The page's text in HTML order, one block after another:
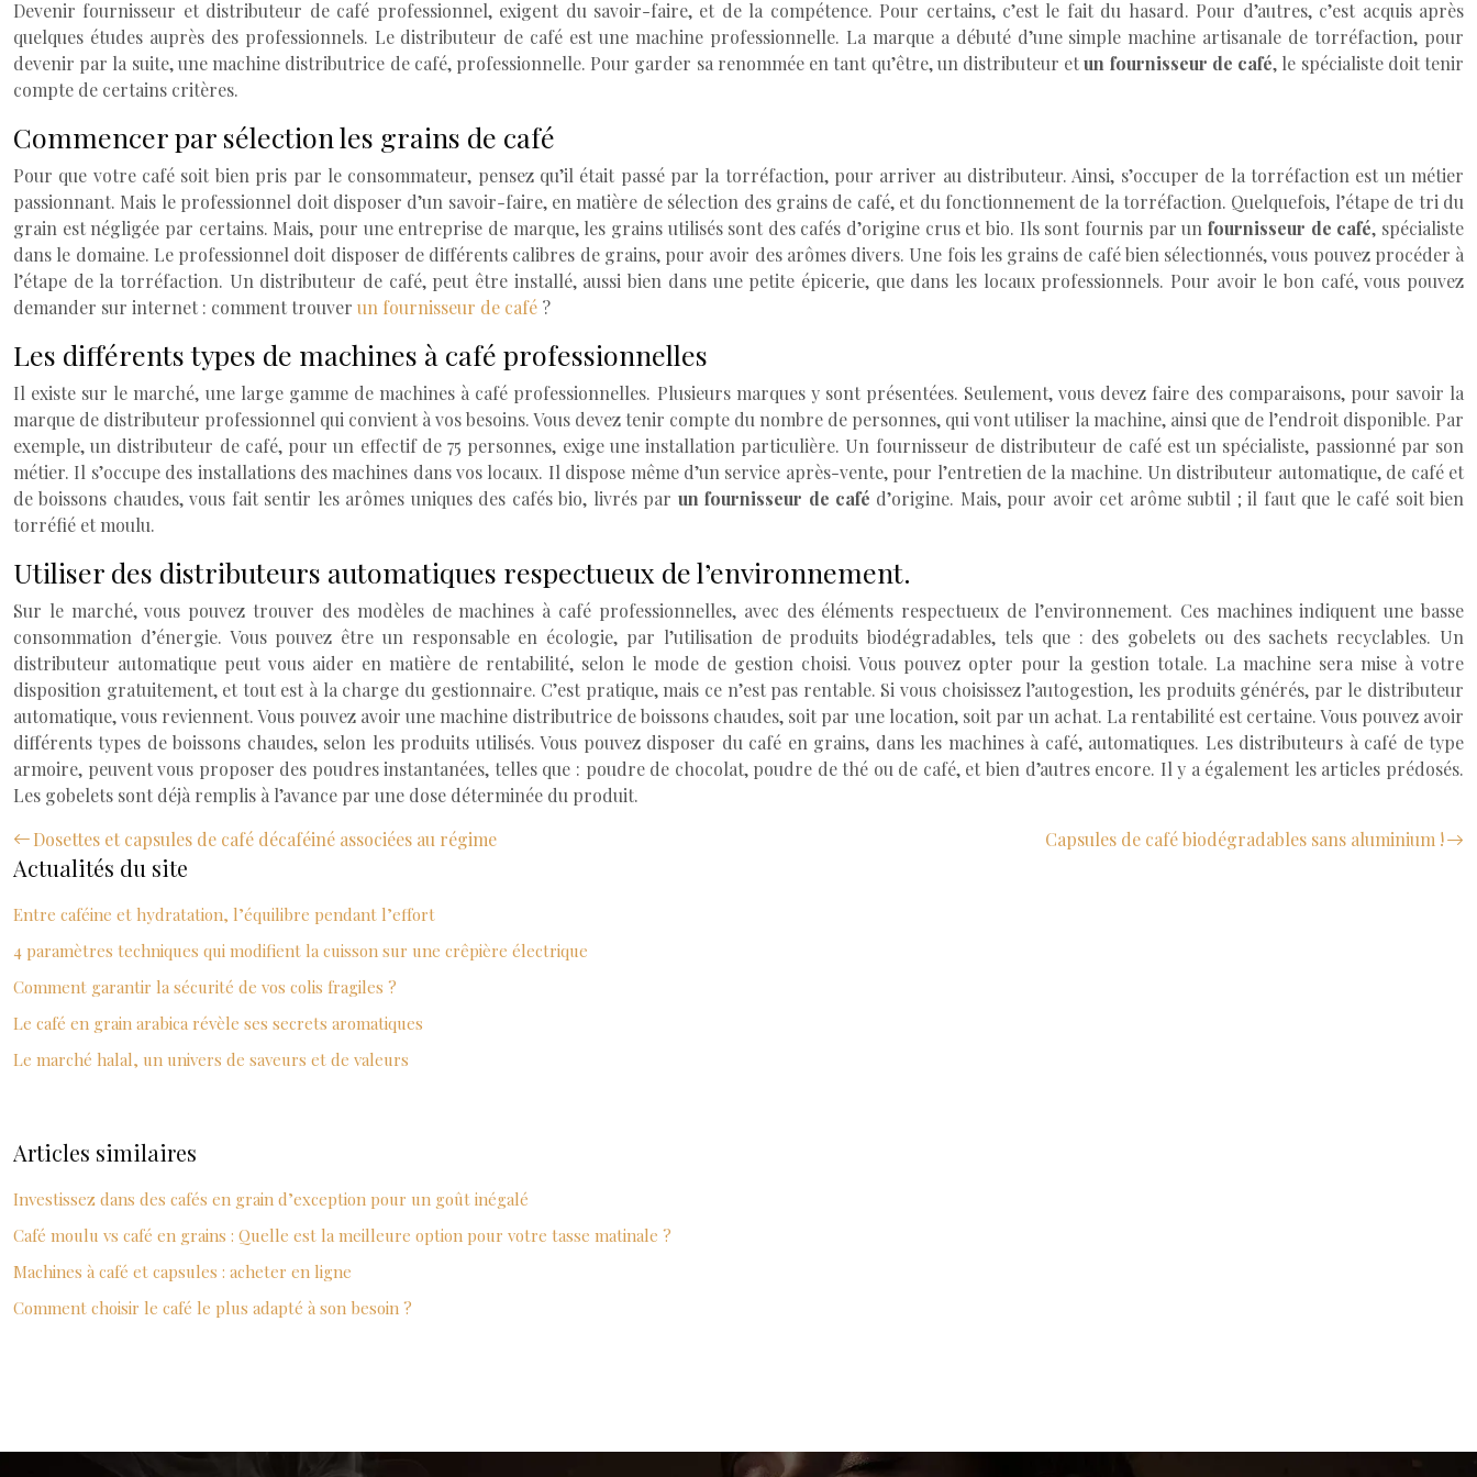
Devenir fournisseur et distributeur de café professionnel, exigent du savoir-faire, et de la compétence. Pour certains, c’est le fait du hasard. Pour d’autres, c’est acquis après
quelques études auprès des professionnels. Le distributeur de café est une machine professionnelle. La marque a débuté d’une simple machine artisanale de torréfaction, pour
devenir par la suite, une machine distributrice de café, professionnelle. Pour garder sa renommée en tant qu’être, un distributeur etun fournisseur de café, le spécialiste doit tenir
compte de certains critères.
Commencer par sélection les grains de café
Pour que votre café soit bien pris par le consommateur, pensez qu’il était passé par la torréfaction, pour arriver au distributeur. Ainsi, s’occuper de la torréfaction est un métier
passionnant. Mais le professionnel doit disposer d’un savoir-faire, en matière de sélection des grains de café, et du fonctionnement de la torréfaction. Quelquefois, l’étape de tri du
grain est négligée par certains. Mais, pour une entreprise de marque, les grains utilisés sont des cafés d’origine crus et bio. Ils sont fournis par unfournisseur de café, spécialiste
dans le domaine. Le professionnel doit disposer de différents calibres de grains, pour avoir des arômes divers. Une fois les grains de café bien sélectionnés, vous pouvez procéder à
l’étape de la torréfaction. Un distributeur de café, peut être installé, aussi bien dans une petite épicerie, que dans les locaux professionnels. Pour avoir le bon café, vous pouvez
demander sur internet : comment trouver un fournisseur de café ?
Les différents types de machines à café professionnelles
Il existe sur le marché, une large gamme de machines à café professionnelles. Plusieurs marques y sont présentées. Seulement, vous devez faire des comparaisons, pour savoir la
marque de distributeur professionnel qui convient à vos besoins. Vous devez tenir compte du nombre de personnes, qui vont utiliser la machine, ainsi que de l’endroit disponible. Par
exemple, un distributeur de café, pour un effectif de 75 personnes, exige une installation particulière. Un fournisseur de distributeur de café est un spécialiste, passionné par son
métier. Il s’occupe des installations des machines dans vos locaux. Il dispose même d’un service après-vente, pour l’entretien de la machine. Un distributeur automatique, de café et
de boissons chaudes, vous fait sentir les arômes uniques des cafés bio, livrés par un fournisseur de café d’origine. Mais, pour avoir cet arôme subtil ; il faut que le café soit bien
torréfié et moulu.
Utiliser des distributeurs automatiques respectueux de l’environnement.
Sur le marché, vous pouvez trouver des modèles de machines à café professionnelles, avec des éléments respectueux de l’environnement. Ces machines indiquent une basse
consommation d’énergie. Vous pouvez être un responsable en écologie, par l’utilisation de produits biodégradables, tels que : des gobelets ou des sachets recyclables. Un
distributeur automatique peut vous aider en matière de rentabilité, selon le mode de gestion choisi. Vous pouvez opter pour la gestion totale. La machine sera mise à votre
disposition gratuitement, et tout est à la charge du gestionnaire. C’est pratique, mais ce n’est pas rentable. Si vous choisissez l’autogestion, les produits générés, par le distributeur
automatique, vous reviennent. Vous pouvez avoir une machine distributrice de boissons chaudes, soit par une location, soit par un achat. La rentabilité est certaine. Vous pouvez avoir
différents types de boissons chaudes, selon les produits utilisés. Vous pouvez disposer du café en grains, dans les machines à café, automatiques. Les distributeurs à café de type
armoire, peuvent vous proposer des poudres instantanées, telles que : poudre de chocolat, poudre de thé ou de café, et bien d’autres encore. Il y a également les articles prédosés.
Les gobelets sont déjà remplis à l’avance par une dose déterminée du produit.
Dosettes et capsules de café décaféiné associées au régime
Capsules de café biodégradables sans aluminium !
Actualités du site
Entre caféine et hydratation, l’équilibre pendant l’effort
4 paramètres techniques qui modifient la cuisson sur une crêpière électrique
Comment garantir la sécurité de vos colis fragiles ?
Le café en grain arabica révèle ses secrets aromatiques
Le marché halal, un univers de saveurs et de valeurs
Articles similaires
Investissez dans des cafés en grain d’exception pour un goût inégalé
Café moulu vs café en grains : Quelle est la meilleure option pour votre tasse matinale ?
Machines à café et capsules : acheter en ligne
Comment choisir le café le plus adapté à son besoin ?